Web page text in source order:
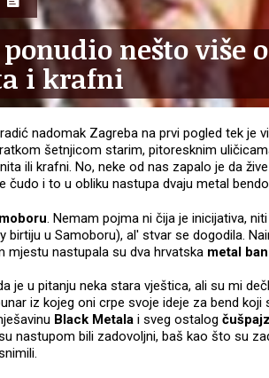
nešto više
i krafni
nadomak Zagreba na prvi pogled tek je
šetnjicom starim, pitoresknim
ili krafni. No, neke od nas zapalo je da
čudo i to u obliku nastupa dvaju metal
. Nemam pojma ni čija je inicijativa,
birtiju u Samoboru), al' stvar se dogodila.
mjestu nastupala su dva hrvatska metal
je u pitanju neka stara vještica, ali su mi
iz kojeg oni crpe svoje ideje za bend
Black Metala i sveg ostalog
nastupom bili zadovoljni, baš kao što su